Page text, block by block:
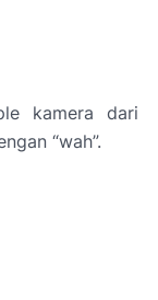
kamera dari
“wah”.